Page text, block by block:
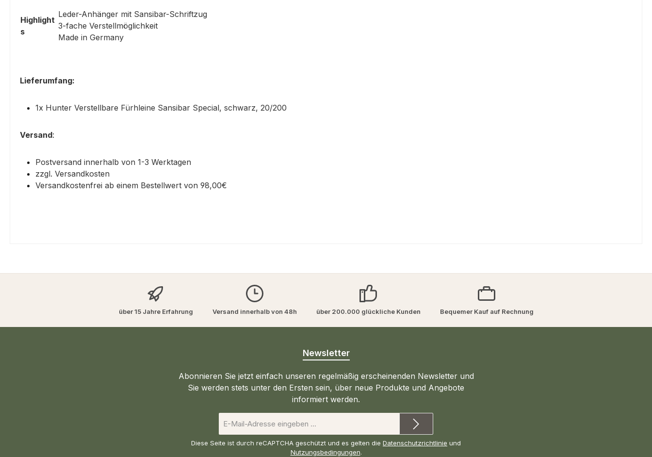
Highlight
s
Leder-Anhänger mit Sansibar-Schriftzug
3-fache Verstellmöglichkeit
Made in Germany
Lieferumfang:
1x Hunter Verstellbare Fürhleine Sansibar Special, schwarz, 20/200
Versand:
Postversand innerhalb von 1-3 Werktagen
zzgl. Versandkosten
Versandkostenfrei ab einem Bestellwert von 98,00€
über 15 Jahre Erfahrung Versand innerhalb von 48h über 200.000 glückliche Kunden Bequemer Kauf auf Rechnung
Newsletter
Abonnieren Sie jetzt einfach unseren regelmäßig erscheinenden Newsletter und
Sie werden stets unter den Ersten sein, über neue Produkte und Angebote
informiert werden.
Mail-
Diese Seite ist durch reCAPTCHA geschützt und es gelten die Datenschutzrichtlinie und
Nutzungsbedingungen.